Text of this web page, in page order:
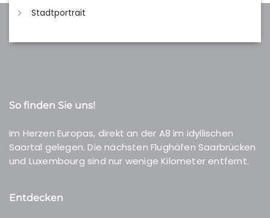
Stadtportrait
So finden Sie uns!
Im Herzen Europas, direkt an der A8 im idyllischen
Saartal gelegen. Die nächsten Flughäfen Saarbrücken
und Luxembourg sind nur wenige Kilometer entfernt.
Entdecken